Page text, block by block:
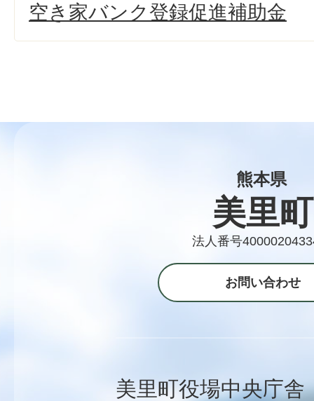
空き家バンク登録促進補助金
熊本県
美里町
法人番号
お問い合わせ
美里町役場中央庁舎